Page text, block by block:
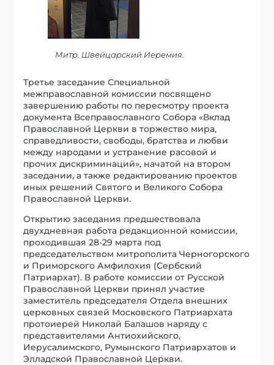
Митр. Швейцарский Иеремия.
Третье заседание Специальной
межправославной комиссии посвящено
завершению работы по пересмотру проекта
документа Всеправославного Собора «Вклад
Православной Церкви в торжество мира,
справедливости, свободы, братства и любви
между народами и устранение расовой и
прочих дискриминаций», начатой на втором
заседании, а также редактированию проектов
иных решений Святого и Великого Собора
Православной Церкви.
Открытию заседания предшествовала
двухдневная работа редакционной комиссии,
проходившая 28-29 марта под
председательством митрополита Черногорского
и Приморского Амфилохия (Сербский
Патриархат). В работе комиссии от Русской
Православной Церкви принял участие
заместитель председателя Отдела внешних
церковных связей Московского Патриархата
протоиерей Николай Балашов наряду с
представителями Антиохийского,
Иерусалимского, Румынского Патриархатов и
Элладской Православной Церкви.